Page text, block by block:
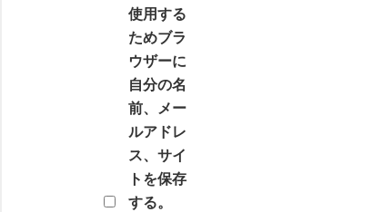
使用する
ためブラ
ウザーに
自分の名
前、メー
ルアドレ
ス、サイ
トを保存
する。